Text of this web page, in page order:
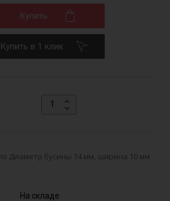
Купить
Купить в 1 клик
Диаметр бусины 14 мм, ширина 10 мм
На складе